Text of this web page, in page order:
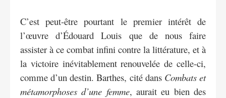
C’est peut-être pourtant le premier intérêt de
l’œuvre d’Édouard Louis que de nous faire
assister à ce combat infini contre la littérature, et à
la victoire inévitablement renouvelée de celle-ci,
comme d’un destin. Barthes, cité dans Combats et
métamorphoses d’une femme, aurait eu bien des